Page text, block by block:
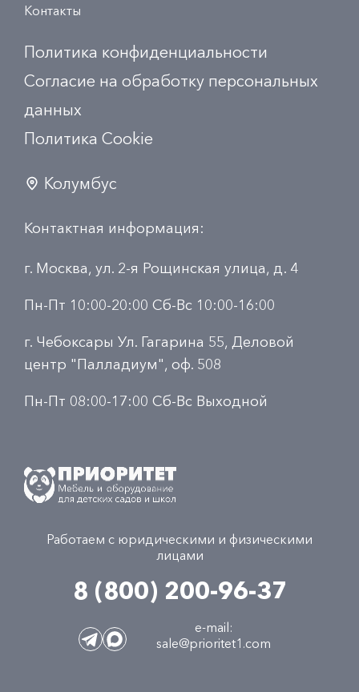
Контакты
Политика конфиденциальности
Согласие на обработку персональных
данных
Политика Сookie
Колумбус
Контактная информация:
г. Москва, ул. 2-я Рощинская улица, д. 4
Пн-Пт 10:00-20:00 Сб-Вс 10:00-16:00
г. Чебоксары Ул. Гагарина 55, Деловой
центр "Палладиум", оф. 508
Пн-Пт 08:00-17:00 Сб-Вс Выходной
Работаем с юридическими и физическими
лицами
8 (800) 200-96-37
e-mail:
sale@prioritet1.com